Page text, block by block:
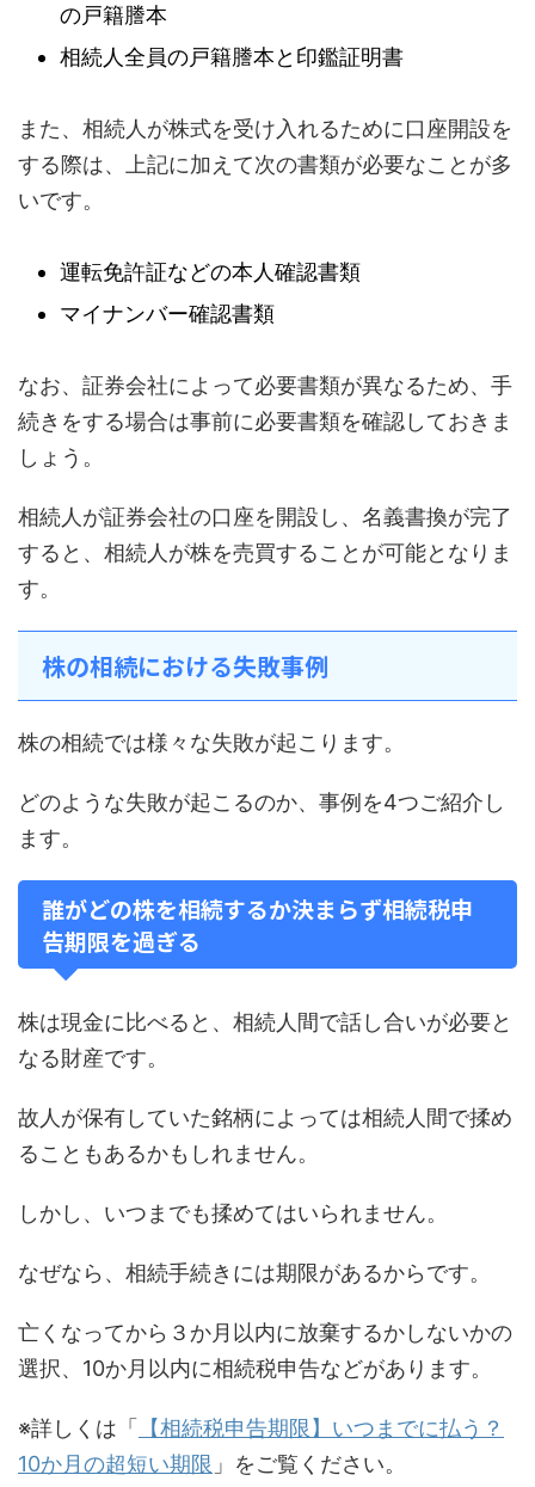
の戸籍謄本
相続人全員の戸籍謄本と印鑑証明書
また、相続人が株式を受け入れるために口座開設を
する際は、上記に加えて次の書類が必要なことが多
いです。
運転免許証などの本人確認書類
マイナンバー確認書類
なお、証券会社によって必要書類が異なるため、手
続きをする場合は事前に必要書類を確認しておきま
しょう。
相続人が証券会社の口座を開設し、名義書換が完了
すると、相続人が株を売買することが可能となりま
す。
株の相続における失敗事例
株の相続では様々な失敗が起こります。
どのような失敗が起こるのか、事例を4つご紹介し
ます。
誰がどの株を相続するか決まらず相続税申
告期限を過ぎる
株は現金に比べると、相続人間で話し合いが必要と
なる財産です。
故人が保有していた銘柄によっては相続人間で揉め
ることもあるかもしれません。
しかし、いつまでも揉めてはいられません。
なぜなら、相続手続きには期限があるからです。
亡くなってから３か月以内に放棄するかしないかの
選択、10か月以内に相続税申告などがあります。
※詳しくは「 【相続税申告期限】いつまでに払う？
10か月の超短い期限 」をご覧ください。